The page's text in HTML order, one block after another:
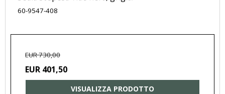
60-9547-408
EUR 730,00
EUR 401,50
VISUALIZZA PRODOTTO